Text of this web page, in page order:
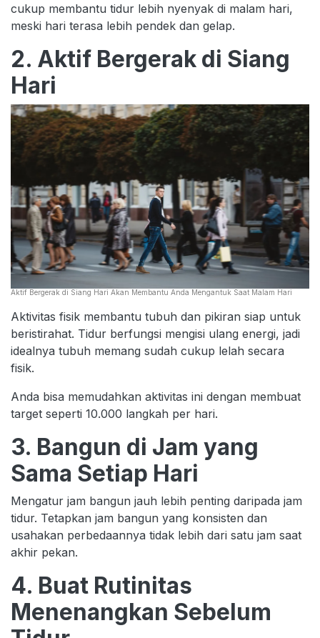
cukup membantu tidur lebih nyenyak di malam hari,
meski hari terasa lebih pendek dan gelap.
2. Aktif Bergerak di Siang
Hari
Aktif Bergerak di Siang Hari Akan Membantu Anda Mengantuk Saat Malam Hari
Aktivitas fisik membantu tubuh dan pikiran siap untuk
beristirahat. Tidur berfungsi mengisi ulang energi, jadi
idealnya tubuh memang sudah cukup lelah secara
fisik.
Anda bisa memudahkan aktivitas ini dengan membuat
target seperti 10.000 langkah per hari.
3. Bangun di Jam yang
Sama Setiap Hari
Mengatur jam bangun jauh lebih penting daripada jam
tidur. Tetapkan jam bangun yang konsisten dan
usahakan perbedaannya tidak lebih dari satu jam saat
akhir pekan.
4. Buat Rutinitas
Menenangkan Sebelum